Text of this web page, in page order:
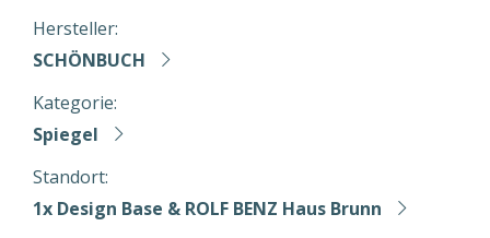
Hersteller:
SCHÖNBUCH
Kategorie:
Spiegel
Standort:
1x Design Base & ROLF BENZ Haus Brunn